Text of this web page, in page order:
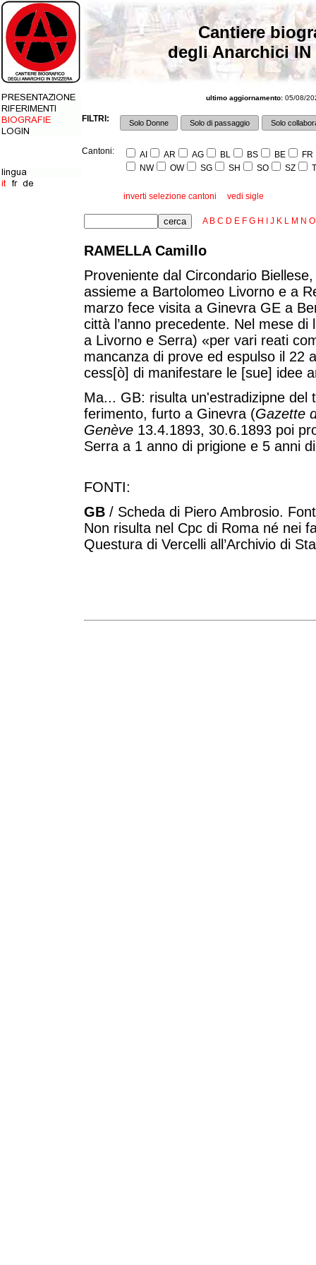
Cantiere
degli Anarchici IN
ultimo aggiornamento: 05/08/
FILTRI: Solo Donne Solo di passaggio Solo
Cantoni: AI AR AG BL BS BE
FR
NW
OW SG SH SO SZ
inverti selezione cantoni vedi sigle
A B C D E F G H J K L M N O
RAMELLA Camillo
Proveniente dal Circondario
assieme a Bartolomeo Livorno e a
marzo fece visita a Ginevra GE a
città l’anno precedente. Nel mese
a Livorno e Serra) «per vari reati
mancanza di prove ed espulso il 22
cess[ò] di manifestare le [sue] idee
Ma... GB: risulta un'estradizipne del
ferimento, furto a Ginevra (Gazette
Genève 13.4.1893, 30.6.1893 poi
Serra a 1 anno di prigione e 5 anni
FONTI:
GB / Scheda di Piero Ambrosio.
Non risulta nel Cpc di Roma né nei
Questura di Vercelli all’Archivio di